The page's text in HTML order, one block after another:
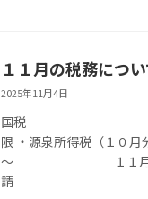
１１月の税務につ
2025年11月4日
国
限 ・源泉所得税（１０
～ １１月１０日ま
請 １